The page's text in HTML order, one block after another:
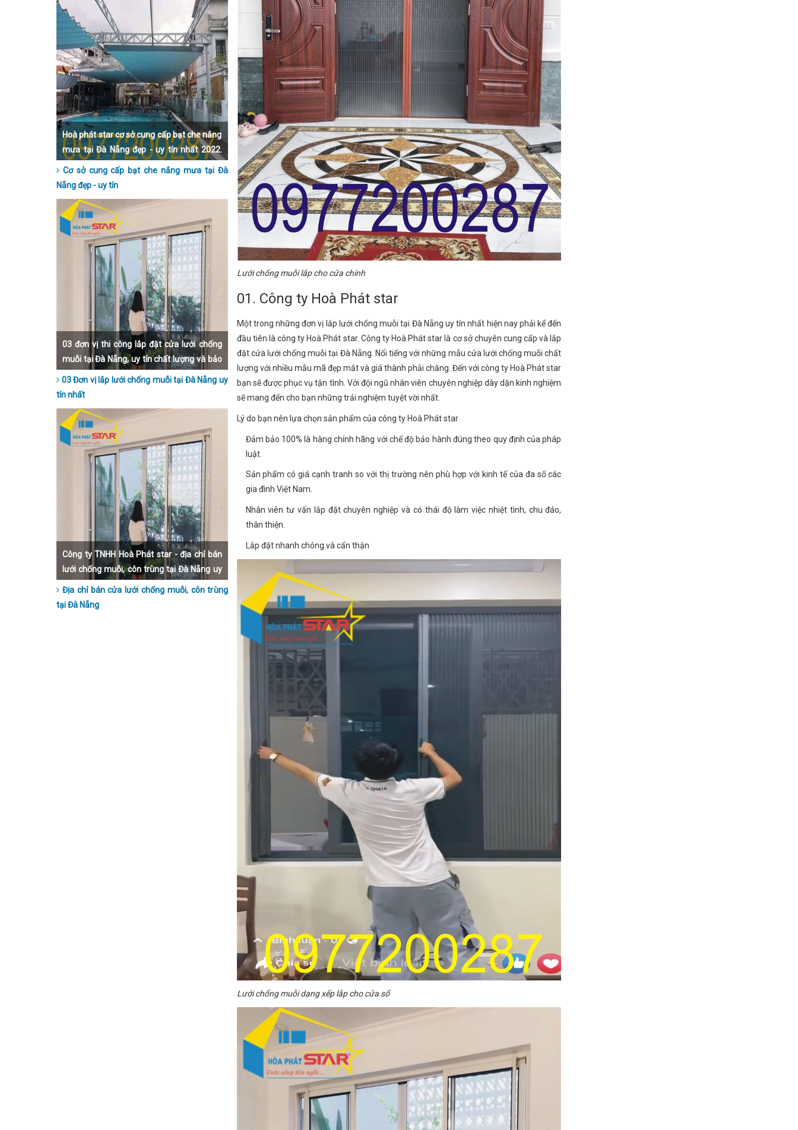
Lưới chống muỗi lắp cho cửa chính
01. Công ty Hoà Phát star
Một trong những đơn vị lắp lưới chống muỗi tại Đà Nẵng uy tín nhất hiện nay phải kể đến
đầu tiên là công ty Hoà Phát star. Công ty Hoà Phát star là cơ sở chuyên cung cấp và lắp
đặt cửa lưới chống muỗi tại Đà Nẵng. Nổi tiếng với những mẫu cửa lưới chống muỗi chất
lượng với nhiều mẫu mã đẹp mắt và giá thành phải chăng. Đến với công ty Hoà Phát star
bạn sẽ được phục vụ tận tình. Với đội ngũ nhân viên chuyên nghiệp dày dặn kinh nghiệm
sẽ mang đến cho bạn những trải nghiệm tuyệt vời nhất.
Lý do bạn nên lựa chọn sản phẩm của công ty Hoà Phát star
Đảm bảo 100% là hàng chính hãng với chế độ bảo hành đúng theo quy định của pháp
luật.
Sản phẩm có giá cạnh tranh so với thị trường nên phù hợp với kinh tế của đa số các
gia đình Việt Nam.
Nhân viên tư vấn lắp đặt chuyên nghiệp và có thái độ làm việc nhiệt tình, chu đáo,
thân thiện.
Lắp đặt nhanh chóng và cẩn thận
Lưới chống muỗi dạng xếp lắp cho cửa sổ
Hoà phát star cơ sở cung cấp bạt che nắng
mưa tại Đà Nẵng đẹp - uy tín nhất 2022.
Liên hệ qua số hotline 0977200287 để
được hỗ trợ trực tiếp và tận tình nhất nhé.
Cơ sở cung cấp bạt che nắng mưa tại Đà
Nẵng đẹp - uy tín
03 đơn vị thi công lắp đặt cửa lưới chống
muỗi tại Đà Nẵng, uy tín chất lượng và bảo
hành dài hạn nhất hiện nay. Hãy liên hệ để
được lắp đặt nhanh nhất, đẹp nhất và giá
03 Đơn vị lắp lưới chống muỗi tại Đà Nẵng uy
tín nhất
Công ty TNHH Hoà Phát star - địa chỉ bán
lưới chống muỗi, côn trùng tại Đà Nẵng uy
tín nhất hiện nay.
Địa chỉ bán cửa lưới chống muỗi, côn trùng
tại Đà Nẵng